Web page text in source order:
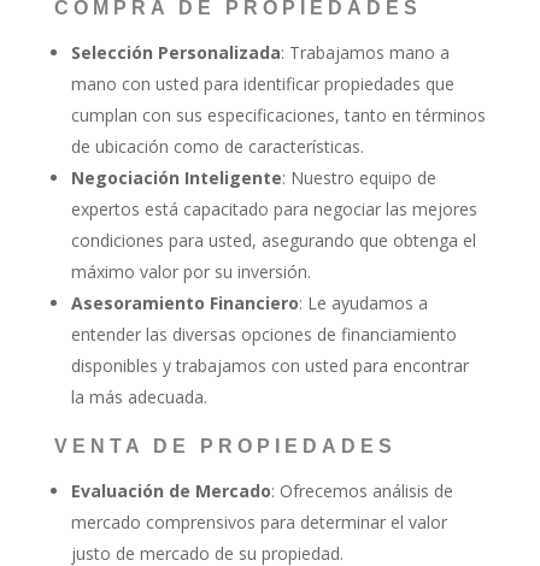
COMPRA DE PROPIEDADES
Selección Personalizada: Trabajamos mano a
mano con usted para identificar propiedades que
cumplan con sus especificaciones, tanto en términos
de ubicación como de características.
Negociación Inteligente: Nuestro equipo de
expertos está capacitado para negociar las mejores
condiciones para usted, asegurando que obtenga el
máximo valor por su inversión.
Asesoramiento Financiero: Le ayudamos a
entender las diversas opciones de financiamiento
disponibles y trabajamos con usted para encontrar
la más adecuada.
VENTA DE PROPIEDADES
Evaluación de Mercado: Ofrecemos análisis de
mercado comprensivos para determinar el valor
justo de mercado de su propiedad.